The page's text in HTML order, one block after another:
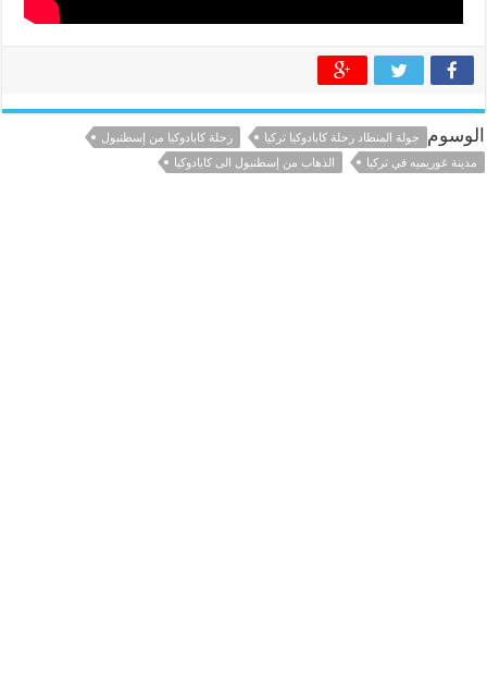
الوسوم جولة المنطاد رحلة كابادوكيا تركيا
رحلة كابادوكيا من إسطنبول
مدينة غوريميه في تركيا
الذهاب من إسطنبول الى كابادوكيا